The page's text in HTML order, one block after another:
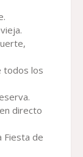
todos los
directo
Fiesta de